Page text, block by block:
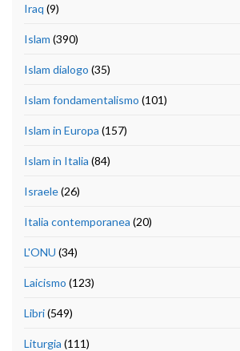
Iraq (9)
Islam (390)
Islam dialogo (35)
Islam fondamentalismo (101)
Islam in Europa (157)
Islam in Italia (84)
Israele(26)
Italia contemporanea (20)
L'ONU (34)
Laicismo (123)
Libri(549)
Liturgia (111)